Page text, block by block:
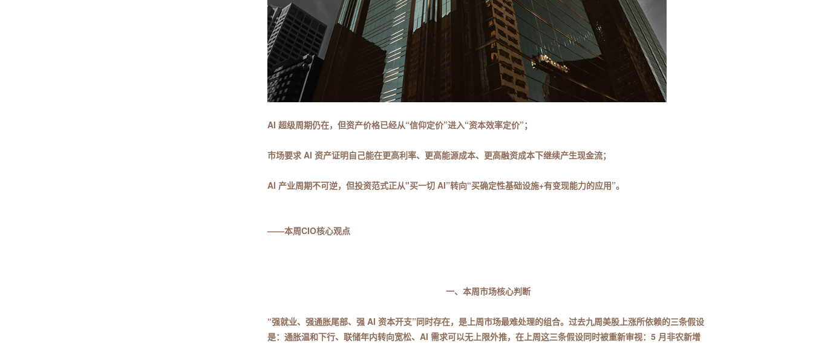
AI 超级周期仍在，但资产价格已经从“信仰定价”进入“资本效率定价”；
市场要求 AI 资产证明自己能在更高利率、更高能源成本、更高融资成本下继续产生现金流；
AI 产业周期不可逆，但投资范式正从"买一切 AI”转向“买确定性基础设施+有变现能力的应用”。
——本周CIO核心观点
一、本周市场核心判断
“强就业、强通胀尾部、强 AI 资本开支”同时存在，是上周市场最难处理的组合。过去九周美股上涨所依赖的三条假设
是：通胀温和下行、联储年内转向宽松、AI 需求可以无上限外推，在上周这三条假设同时被重新审视：5 月非农新增